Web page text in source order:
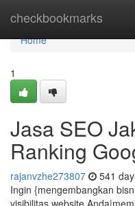
checkbookmarks
Home
Home
1
Jasa SEO
Ranking
rajanvzhe273807 541
Ingin {mengembangkan
visibilitas website